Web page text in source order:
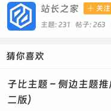
radius:2px;line-
站长之家  关注
主题: 231 帖子: 263
猜你喜欢
子比主题 – 侧边主题
二版）